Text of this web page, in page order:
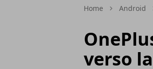
Home Android
verso